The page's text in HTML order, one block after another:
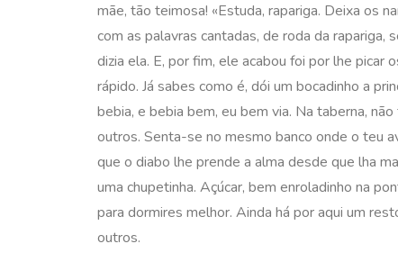
mãe, tão teimosa! «Estuda, rapariga. Deixa os
com as palavras cantadas, de roda da rapariga,
dizia ela. E, por fim, ele acabou foi por lhe picar
rápido. Já sabes como é, dói um bocadinho a
bebia, e bebia bem, eu bem via. Na taberna,
outros. Senta-se no mesmo banco onde o teu
que o diabo lhe prende a alma desde que lha
uma chupetinha. Açúcar, bem enroladinho na
para dormires melhor. Ainda há por aqui um
outros.